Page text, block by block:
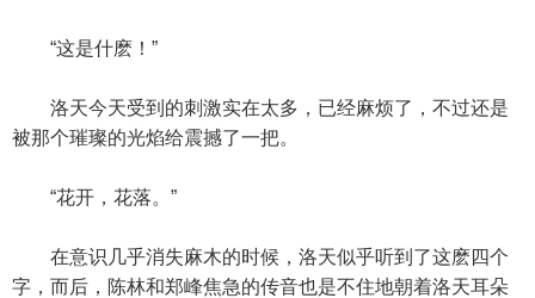
“这是什麽！”
洛天今天受到的刺激实在太多，已经麻烦了，不过还是
被那个璀璨的光焰给震撼了一把。
“花开，花落。”
在意识几乎消失麻木的时候，洛天似乎听到了这麽四个
字，而后，陈林和郑峰焦急的传音也是不住地朝着洛天耳朵